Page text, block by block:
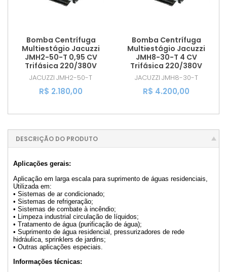
Bomba Centrífuga
Multiestágio Jacuzzi
JMH2-50-T 0,95 CV
Trifásica 220/380V
JACUZZI JMH2-50-T
R$ 2.180,00
Bomba Centrífuga
Multiestágio Jacuzzi
JMH8-30-T 4 CV
Trifásica 220/380V
JACUZZI JMH8-30-T
R$ 4.200,00
DESCRIÇÃO DO PRODUTO
Aplicações gerais:
Aplicação em larga escala para suprimento de águas residenciais,
Utilizada em:
• Sistemas de ar condicionado;
• Sistemas de refrigeração;
• Sistemas de combate à incêndio;
• Limpeza industrial circulação de líquidos;
• Tratamento de água (purificação de água);
• Suprimento de água residencial, pressurizadores de rede
hidráulica, sprinklers de jardins;
• Outras aplicações especiais.
Informações técnicas: